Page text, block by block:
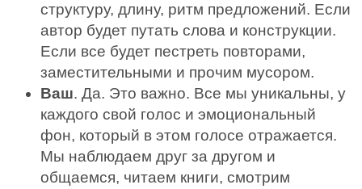
структуру, длину, ритм предложений. Если
автор будет путать слова и конструкции.
Если все будет пестреть повторами,
заместительными и прочим мусором.
Ваш. Да. Это важно. Все мы уникальны, у
каждого свой голос и эмоциональный
фон, который в этом голосе отражается.
Мы наблюдаем друг за другом и
общаемся, читаем книги, смотрим